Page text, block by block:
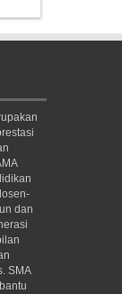
dan
SMA